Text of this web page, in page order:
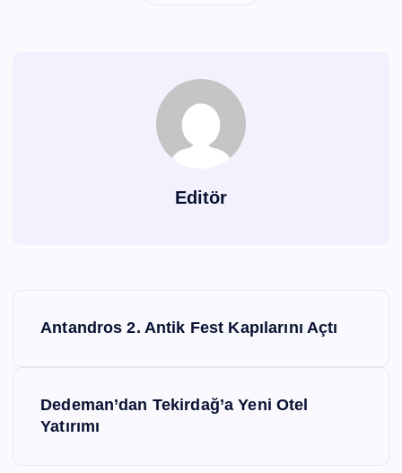
Editör
Antandros 2. Antik Fest Kapılarını Açtı
Dedeman’dan Tekirdağ’a Yeni Otel
Yatırımı